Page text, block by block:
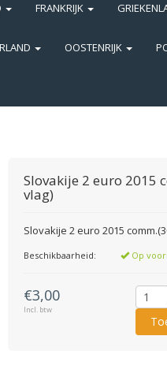
FRANKRIJK
OOSTENRIJK
Slovakije 2 euro 2015
vlag)
Slovakije 2 euro 2015
Beschikbaarheid: Op
€3,00
Incl. btw